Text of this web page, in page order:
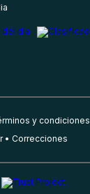
y condiciones
Correcciones